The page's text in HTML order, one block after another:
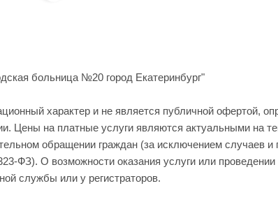
больница №20 город Екатеринбург"
характер и не является публичной офертой,
Цены на платные услуги являются актуальными на
обращении граждан (за исключением случаев и
ФЗ). О возможности оказания услуги или
службы или у регистраторов.